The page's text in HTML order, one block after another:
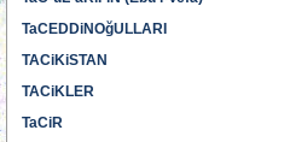
TaCEDDiNOğULLARI
TACiKiSTAN
TACiKLER
TaCiR